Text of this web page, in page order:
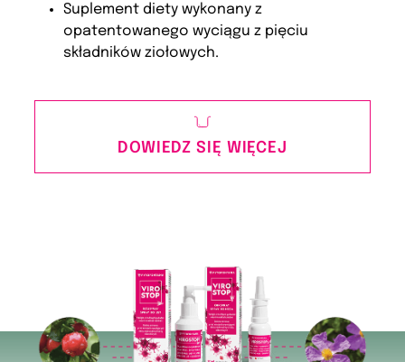
Suplement diety wykonany z
opatentowanego wyciągu z pięciu
składników ziołowych.
DOWIEDZ SIĘ WIĘCEJ